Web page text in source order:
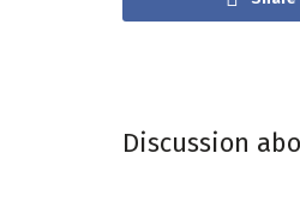
Discussion